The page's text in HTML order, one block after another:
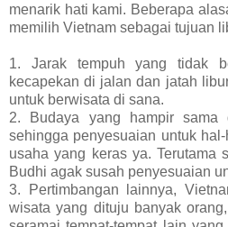
menarik hati kami. Beberapa
memilih Vietnam sebagai tujuan
1. Jarak tempuh yang tidak
kecapekan di jalan dan jatah
untuk berwisata di sana.
2. Budaya yang hampir sama
sehingga penyesuaian untuk
usaha yang keras ya. Terutama
Budhi agak susah penyesuaian
3. Pertimbangan lainnya,
wisata yang dituju banyak